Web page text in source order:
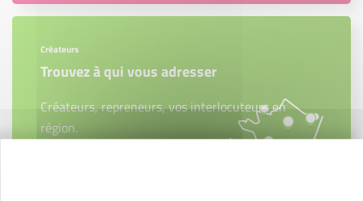
Créateurs
Trouvez à qui vous adresser
Créateurs, repreneurs, vos interlocuteurs en
région.